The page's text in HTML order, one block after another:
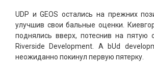
UDP и GEOS остались на прежних
улучшив свои бальные оценки.
поднялись вверх, потеснив на пятую
Riverside Development. А bUd
неожиданно покинул первую пятерку.